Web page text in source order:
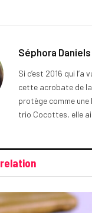
Séphora Daniels
Si c’est 2016 qui
cette acrobate de la
protège comme une
trio Cocottes, elle
relation